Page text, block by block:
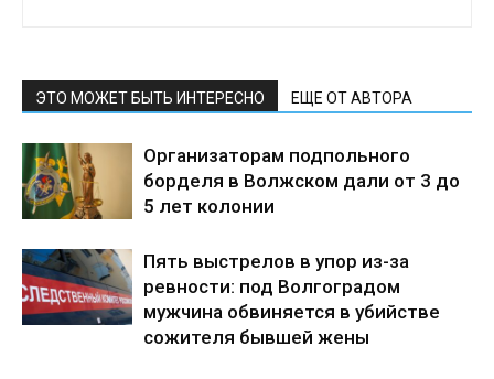
ЭТО МОЖЕТ БЫТЬ ИНТЕРЕСНО ЕЩЕ ОТ АВТОРА
Организаторам подпольного
борделя в Волжском дали от 3 до
5 лет колонии
Пять выстрелов в упор из-за
ревности: под Волгоградом
мужчина обвиняется в убийстве
сожителя бывшей жены